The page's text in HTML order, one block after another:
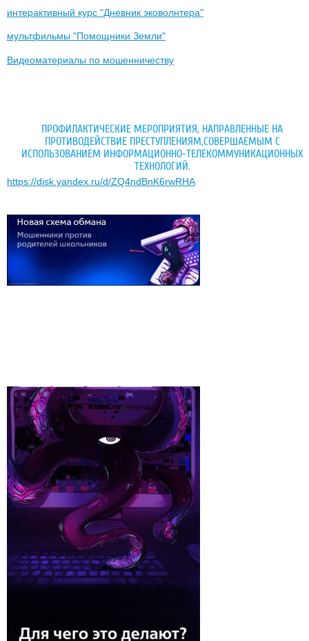
интерактивный курс "Дневник эковолнтера"
мультфильмы "Помощники Земли"
Видеоматериалы по мошенничеству
ПРОФИЛАКТИЧЕСКИЕ МЕРОПРИЯТИЯ, НАПРАВЛЕННЫЕ НА
ПРОТИВОДЕЙСТВИЕ ПРЕСТУПЛЕНИЯМ,СОВЕРШАЕМЫМ С
ИСПОЛЬЗОВАНИЕМ ИНФОРМАЦИОННО-ТЕЛЕКОММУНИКАЦИОННЫХ
ТЕХНОЛОГИЙ.
https://disk.yandex.ru/d/ZQ4ndBnK6rwRHA